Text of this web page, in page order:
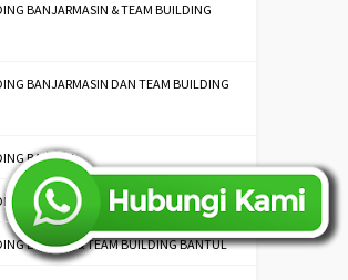
BANJARMASIN & TEAM BUILDING
BANJARMASIN DAN TEAM BUILDING
BANTEN
BANTEN DAN TEAM BUILDING BANTEN
BANTUL & TEAM BUILDING BANTUL